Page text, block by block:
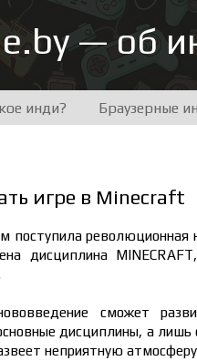
— об
инди? Браузерные
игре в Minecraft
поступила революционная
дисциплина
сможет
дисциплины, а лишь
неприятную